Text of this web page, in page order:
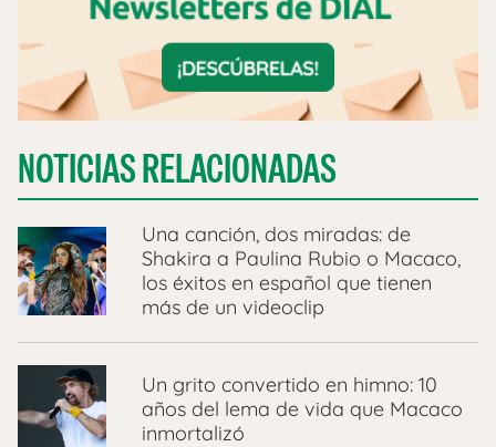
NOTICIAS RELACIONADAS
Una canción, dos miradas: de
Shakira a Paulina Rubio o Macaco,
los éxitos en español que tienen
más de un videoclip
Un grito convertido en himno: 10
años del lema de vida que Macaco
inmortalizó